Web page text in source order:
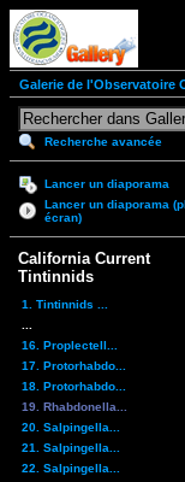
Galerie de l'Observatoire
Recherche avancée
Lancer un diaporama
Lancer un diaporama
écran)
California Current
Tintinnids
1. Tintinnids ...
16. Proplectell...
17. Protorhabdo...
18. Protorhabdo...
19. Rhabdonella...
20. Salpingella...
21. Salpingella...
22. Salpingella...